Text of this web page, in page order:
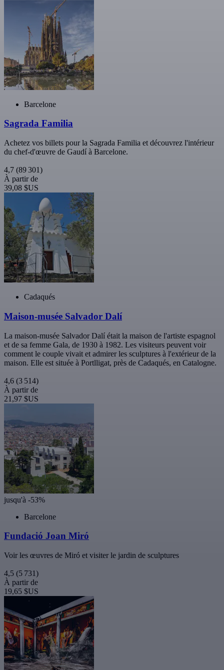
Barcelone
Sagrada Familia
Achetez vos billets pour la Sagrada Familia et découvrez l'intérieur
du chef-d'œuvre de Gaudí à Barcelone.
4,7 (89 301)
À partir de
39,08 $US
Cadaqués
Maison-musée Salvador Dalí
La maison-musée Salvador Dalí était la maison de l'artiste espagnol
et de sa femme Gala, de 1930 à 1982. Les visiteurs peuvent voir
comment le couple vivait et admirer les sculptures à l'extérieur de la
maison. Elle est située à Portlligat, près de Cadaqués, en Catalogne.
4,6 (3 514)
À partir de
21,97 $US
jusqu'à -53%
Barcelone
Fundació Joan Miró
Voir les œuvres de Miró et visiter le jardin de sculptures
4,5 (5 731)
À partir de
19,65 $US